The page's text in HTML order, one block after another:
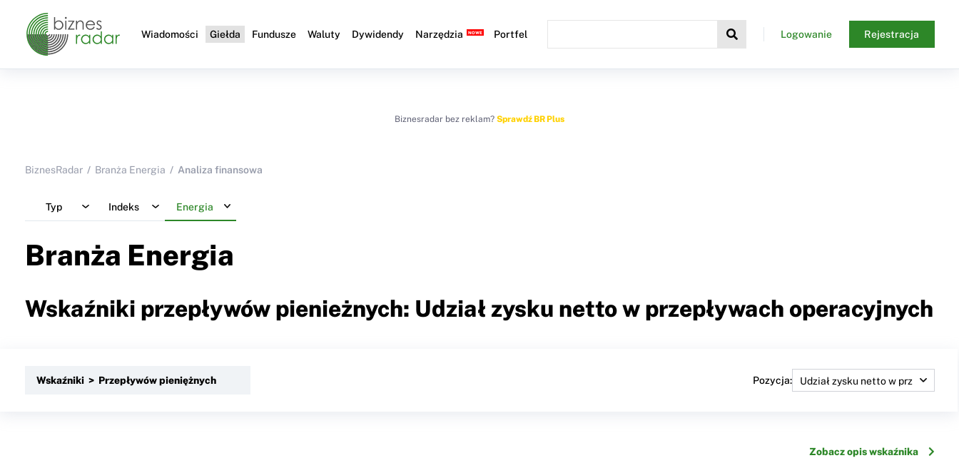
Wiadomości Giełda Fundusze Waluty Dywidendy Narzędzia Portfel Logowanie Rejestracja
Biznesradar bez reklam? Sprawdź BR Plus
BiznesRadar Branża Energia Analiza finansowa
Typ Indeks Energia
Branża Energia
Wskaźniki przepływów pienieżnych: Udział zysku netto w przepływach operacyjnych
Wskaźniki > Przepływów pieniężnych Pozycja:
Zobacz opis wskaźnika